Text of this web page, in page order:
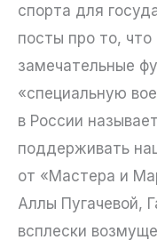
спорта для
посты про то,
замечательные
«специальную
в России
поддерживать
от «Мастера и
Аллы Пугачевой,
всплески